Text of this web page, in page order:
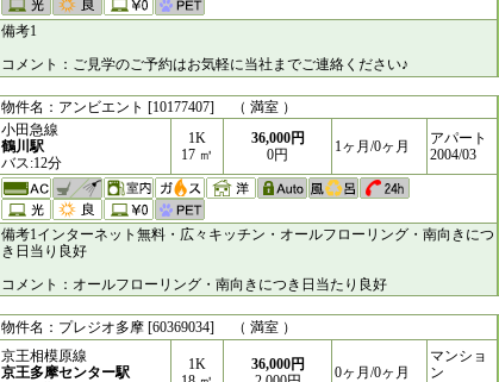
備考1
コメント：ご見学のご予約はお気軽に当社までご連絡ください♪
物件名：アンビエント [10177407] （ 満室 ）
小田急線
鶴川駅
バス:12分
1K
17 ㎥
36,000円
0円
1ヶ月/0ヶ月
アパート
2004/03
備考1インターネット無料・広々キッチン・オールフローリング・南向きにつ
き日当り良好
コメント：オールフローリング・南向きにつき日当たり良好
物件名：プレジオ多摩 [60369034] （ 満室 ）
京王相模原線
京王多摩センター駅
1K
36,000円
0ヶ月/0ヶ月
マンショ
ン